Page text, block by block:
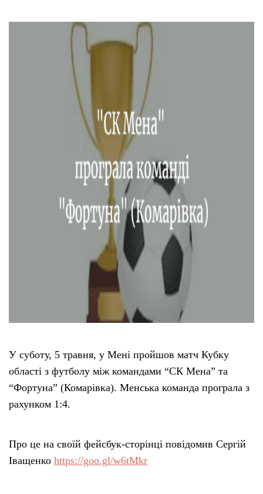
У суботу, 5 травня, у Мені пройшов матч Кубку
області з футболу між командами “СК Мена” та
“Фортуна” (Комарівка). Менська команда програла з
рахунком 1:4.
Про це на своїй фейсбук-сторінці повідомив Сергій
Іващенко https://goo.gl/w6tMkr